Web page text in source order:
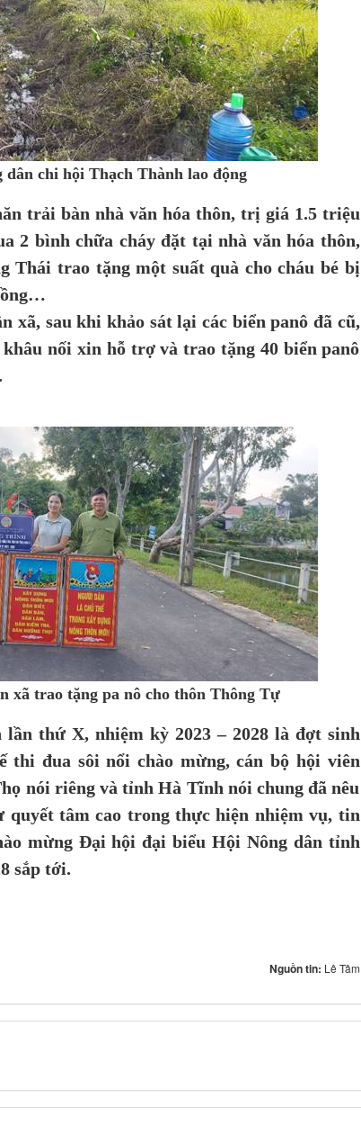
chi hội Thạch Thành lao động
trải bàn nhà văn hóa thôn, trị giá 1.5 triệu
2 bình chữa cháy đặt tại nhà văn hóa thôn,
Thái trao tặng một suất quà cho cháu bé bị
xã, sau khi khảo sát lại các biển panô đã cũ,
nối xin hỗ trợ và trao tặng 40 biển panô
xã trao tặng pa nô cho thôn Thông Tự
thứ X, nhiệm kỳ 2023 – 2028 là đợt sinh
đua sôi nổi chào mừng, cán bộ hội viên
nói riêng và tỉnh Hà Tĩnh nói chung đã nêu
quyết tâm cao trong thực hiện nhiệm vụ, tin
mừng Đại hội đại biểu Hội Nông dân tỉnh
sắp tới.
Nguồn tin: Lê Tâm